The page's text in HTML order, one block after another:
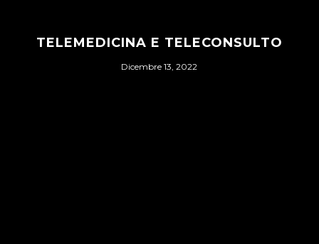
TELEMEDICINA E TELECONSULTO
Dicembre 13, 2022